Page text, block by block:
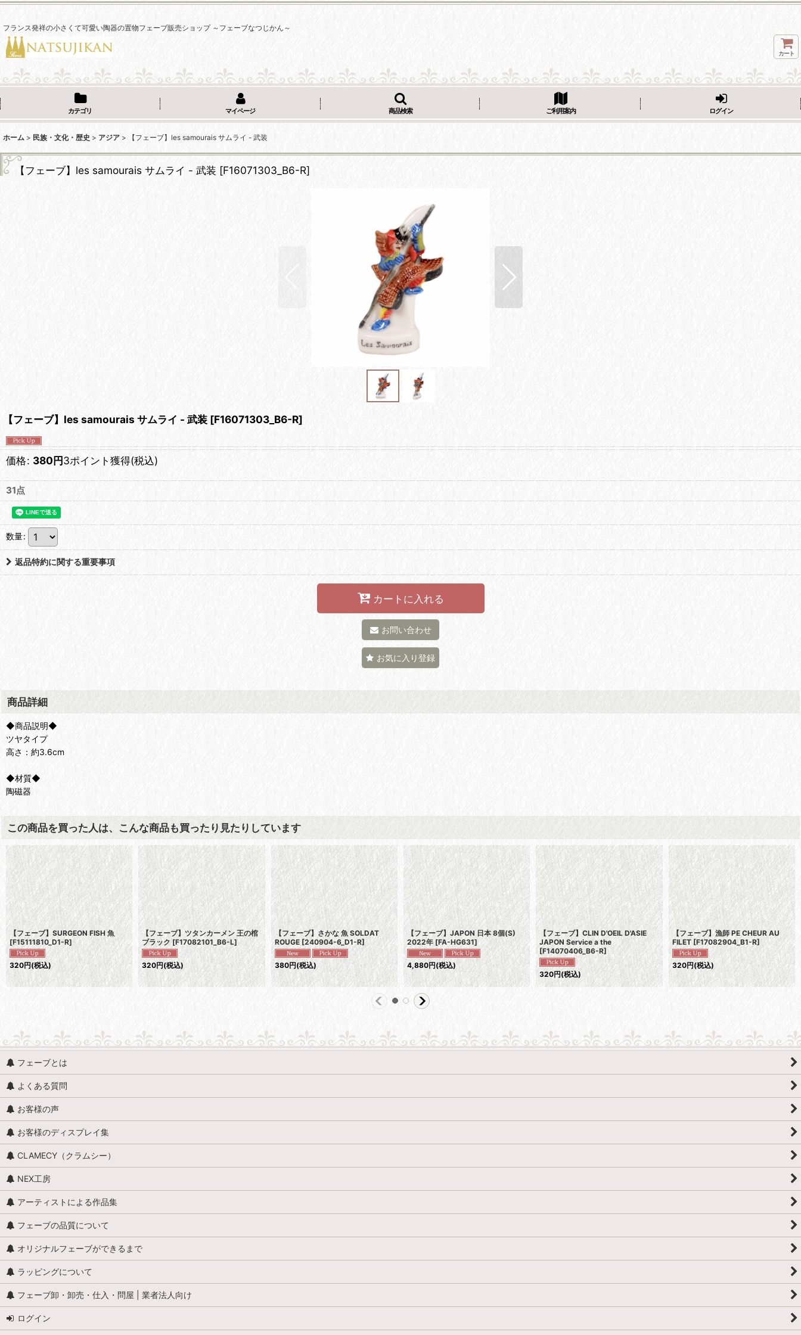
フランス発祥の小さくて可愛い陶器の置物フェーブ販売ショップ ～フェーブなつじかん～
カート
カテゴリ マイページ 商品検索 ご利用案内 ログイン
ホーム > 民族・文化・歴史 > アジア > 【フェーブ】les samourais サムライ - 武装
【フェーブ】les samourais サムライ - 武装 [F16071303_B6-R]
【フェーブ】les samourais サムライ - 武装 [F16071303_B6-R]
価格: 380円3ポイント獲得(税込)
31点
数量:
返品特約に関する重要事項
カートに入れる
お問い合わせ
お気に入り登録
商品詳細
◆商品説明◆
ツヤタイプ
高さ：約3.6cm
◆材質◆
陶磁器
この商品を買った人は、こんな商品も買ったり見たりしています
【フェーブ】SURGEON FISH 魚
[F15111810_D1-R]
320円(税込)
【フェーブ】ツタンカーメン 王の棺
ブラック [F17082101_B6-L]
320円(税込)
【フェーブ】さかな 魚 SOLDAT
ROUGE [240904-6_D1-R]
380円(税込)
【フェーブ】JAPON 日本 8個(S)
2022年 [FA-HG631]
4,880円(税込)
【フェーブ】CLIN D'OEIL D'ASIE
JAPON Service a the
[F14070406_B6-R]
320円(税込)
【フェーブ】漁師 PE CHEUR AU
FILET [F17082904_B1-R]
320円(税込)
フェーブとは
よくある質問
お客様の声
お客様のディスプレイ集
CLAMECY（クラムシー）
NEX工房
アーティストによる作品集
フェーブの品質について
オリジナルフェーブができるまで
ラッピングについて
フェーブ卸・卸売・仕入・問屋 | 業者法人向け
ログイン